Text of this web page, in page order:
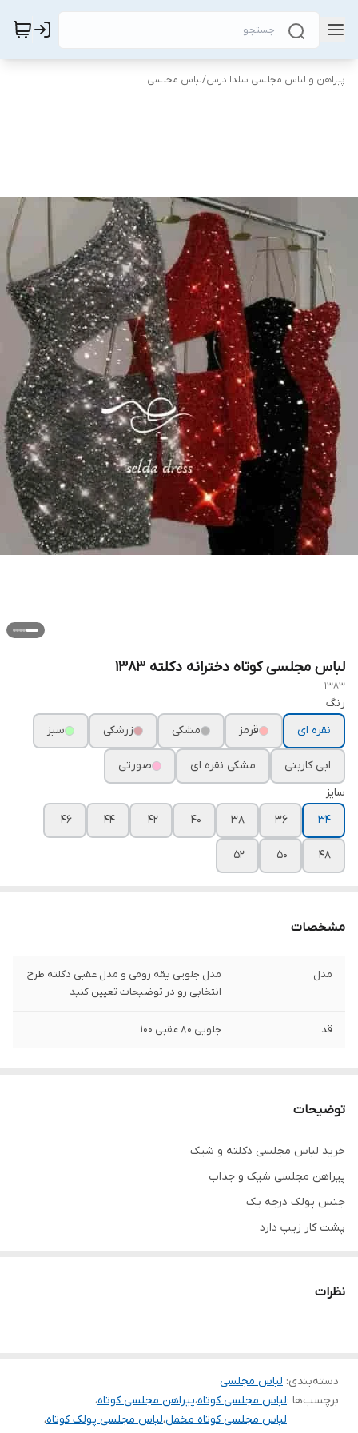
پیراهن و لباس مجلسی سلدا درس/لباس مجلسی
لباس مجلسی کوتاه دخترانه دکلته ۱۳۸۳
1383
رنگ
نقره ای
قرمز مشکی زرشکی سبز
ابی کاربنی مشکی نقره ای
صورتی
سایز
۳۴
۳۶ ۳۸ ۴۰ ۴۲ ۴۴ ۴۶
۴۸ ۵۰ ۵۲
مشخصات
مدل
مدل جلویی یقه رومی و مدل عقبی دکلته طرح
انتخابی رو در توضیحات تعیین کنید
قد جلویی ۸۰ عقبی ۱۰۰
توضیحات
خرید لباس مجلسی دکلته و شیک
پیراهن مجلسی شیک و جذاب
جنس پولک درجه یک
پشت کار زیپ دارد
همه کارا از سایز ۳۴ تا ۶۰ داره
خرید انواع لباس مجلسی کوتاه و بلند و ماکسی و مینی و مخمل و پولک
و پفی و و ساتن و کرپ و حریر و گیپور
نظرات
دسته‌بندی: لباس مجلسی
برچسب‌ها :لباس مجلسی کوتاه،پیراهن مجلسی کوتاه،
لباس مجلسی کوتاه مخمل،لباس مجلسی پولک کوتاه،